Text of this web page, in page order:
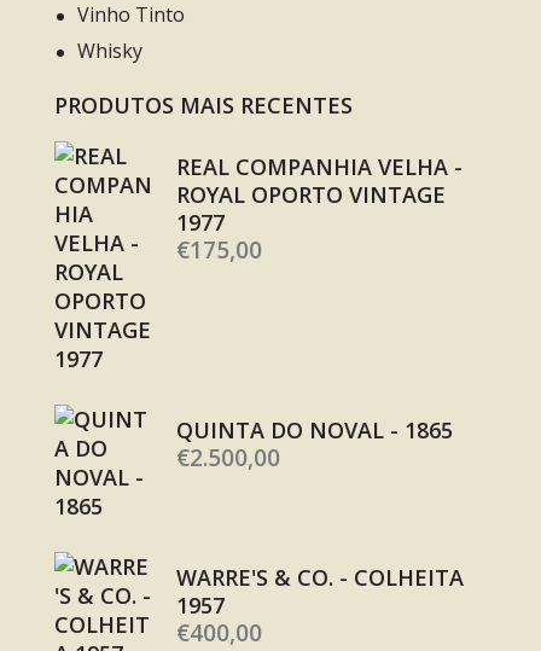
Vinho Tinto
Whisky
PRODUTOS MAIS RECENTES
REAL COMPANHIA VELHA -
ROYAL OPORTO VINTAGE
1977
€175,00
QUINTA DO NOVAL - 1865
€2.500,00
WARRE'S & CO. - COLHEITA
1957
€400,00